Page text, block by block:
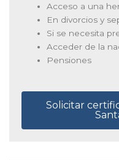
Acceso a una
En divorcios y
Si se necesita
Acceder de la
Pensiones
Solicitar